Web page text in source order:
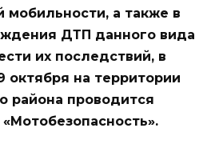
мобильности, а также в
ДТП данного вида
их последствий, в
октября на территории
района проводится